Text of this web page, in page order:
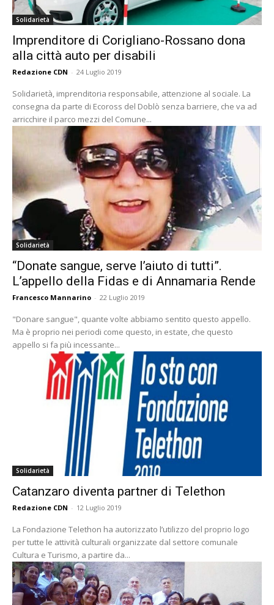
Solidarietà
Imprenditore di Corigliano-Rossano dona
alla città auto per disabili
Redazione CDN - 24 Luglio 2019
Solidarietà, imprenditoria responsabile, attenzione al sociale. La
consegna da parte di Ecoross del Doblò senza barriere, che va ad
arricchire il parco mezzi del Comune...
Solidarietà
“Donate sangue, serve l’aiuto di tutti”.
L’appello della Fidas e di Annamaria Rende
Francesco Mannarino - 22 Luglio 2019
"Donare sangue", quante volte abbiamo sentito questo appello.
Ma è proprio nei periodi come questo, in estate, che questo
appello si fa più incessante...
Solidarietà
Catanzaro diventa partner di Telethon
Redazione CDN - 12 Luglio 2019
La Fondazione Telethon ha autorizzato l’utilizzo del proprio logo
per tutte le attività culturali organizzate dal settore comunale
Cultura e Turismo, a partire da...